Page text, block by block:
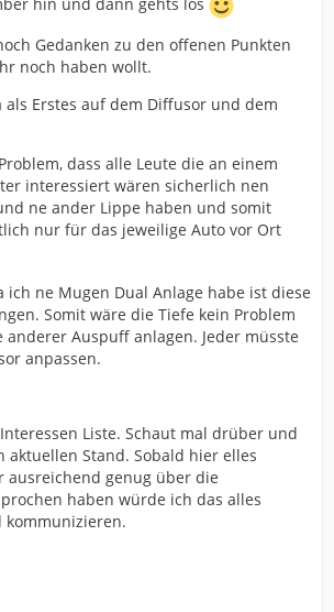
Gedanken zu den offenen Punkten
noch haben wollt.
als Erstes auf dem Diffusor und dem
dass alle Leute die an einem
interessiert wären sicherlich nen
ne ander Lippe haben und somit
nur für das jeweilige Auto vor Ort
ich ne Mugen Dual Anlage habe ist diese
Somit wäre die Tiefe kein Problem
Auspuff anlagen. Jeder müsste
anpassen.
Liste. Schaut mal drüber und
aktuellen Stand. Sobald hier elles
ausreichend genug über die
haben würde ich das alles
kommunizieren.